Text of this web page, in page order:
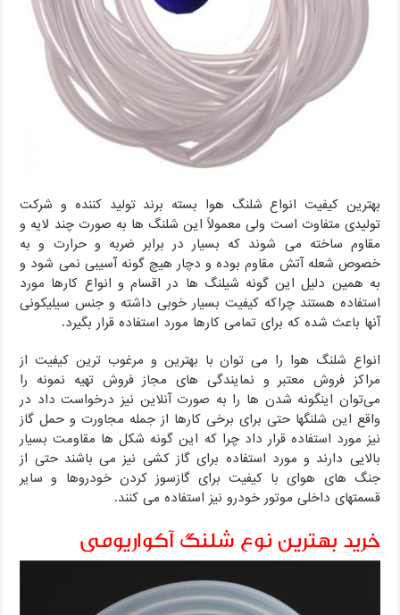
بهترین کیفیت انواع شلنگ هوا بسته برند تولید کننده و شرکت
تولیدی متفاوت است ولی معمولاً این شلنگ ها به صورت چند لایه و
مقاوم ساخته می شوند که بسیار در برابر ضربه و حرارت و به
خصوص شعله آتش مقاوم بوده و دچار هیچ گونه آسیبی نمی شود و
به همین دلیل این گونه شیلنگ ها در اقسام و انواع کارها مورد
استفاده هستند چراکه کیفیت بسیار خوبی داشته و جنس سیلیکونی
آنها باعث شده که برای تمامی کارها مورد استفاده قرار بگیرد.
انواع شلنگ هوا را می توان با بهترین و مرغوب ترین کیفیت از
مراکز فروش معتبر و نمایندگی های مجاز فروش تهیه نمونه را
می‌توان اینگونه شدن ها را به صورت آنلاین نیز درخواست داد در
واقع این شلنگها حتی برای برخی کارها از جمله مجاورت و حمل گاز
نیز مورد استفاده قرار داد چرا که این گونه شکل ها مقاومت بسیار
بالایی دارند و مورد استفاده برای گاز کشی نیز می باشند حتی از
جنگ های هوای با کیفیت برای گازسوز کردن خودروها و سایر
قسمتهای داخلی موتور خودرو نیز استفاده می کنند.
خرید بهترین نوع شلنگ آکواریومی